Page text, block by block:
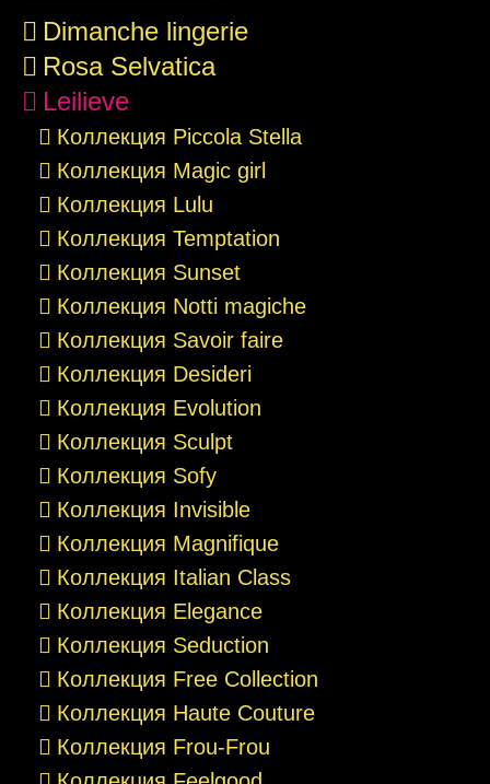
Dimanche lingerie
Rosa Selvatica
Leilieve
Коллекция Piccola Stella
Коллекция Magic girl
Коллекция Lulu
Коллекция Temptation
Коллекция Sunset
Коллекция Notti magiche
Коллекция Savoir faire
Коллекция Desideri
Коллекция Evolution
Коллекция Sculpt
Коллекция Sofy
Коллекция Invisible
Коллекция Magnifique
Коллекция Italian Class
Коллекция Elegance
Коллекция Seduction
Коллекция Free Collection
Коллекция Haute Couture
Коллекция Frou-Frou